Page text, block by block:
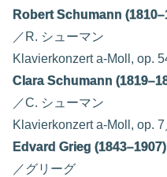
Robert Schumann
／R. シューマン
Klavierkonzert a-Moll, op.
Clara Schumann
／C. シューマン
Klavierkonzert a-Moll, op.
Edvard Grieg (1843–1907)
／グリーグ